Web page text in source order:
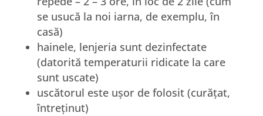
se usucă la noi iarna, de exemplu, în
casă)
hainele, lenjeria sunt dezinfectate
(datorită temperaturii ridicate la care
sunt uscate)
uscătorul este ușor de folosit (curățat,
întreținut)